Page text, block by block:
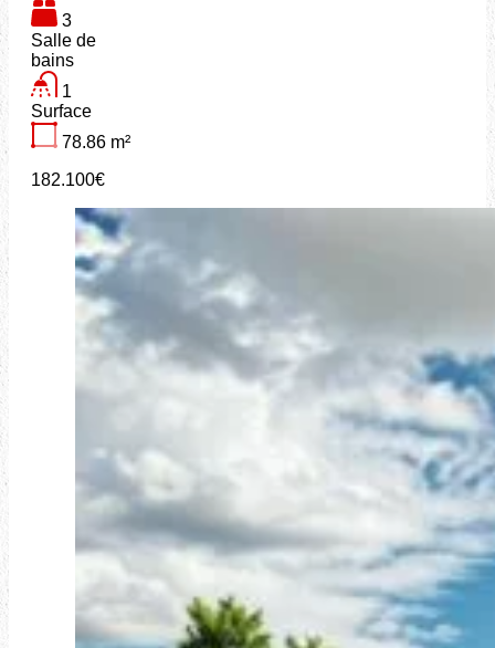
3
Salle de
bains
1
Surface
78.86 m²
182.100€